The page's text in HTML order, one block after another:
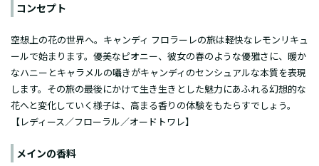
コンセプト
空想上の花の世界へ。キャンディ フロラーレの旅は軽快なレモンリキュ
ールで始まります。優美なピオニー、彼女の春のような優雅さに、暖か
なハニーとキャラメルの囁きがキャンディのセンシュアルな本質を表現
します。その旅の最後にかけて生き生きとした魅力にあふれる幻想的な
花へと変化していく様子は、高まる香りの体験をもたらすでしょう。
【レディース／フローラル／オードトワレ】
メインの香料